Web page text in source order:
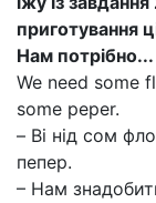
приготування
Нам потрібно...
We need some
some peper.
– Ві нід сом
пепер.
– Нам